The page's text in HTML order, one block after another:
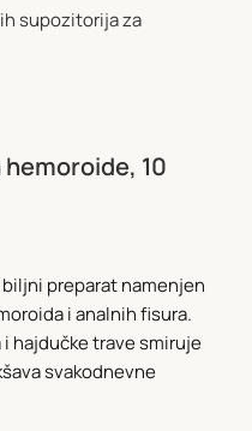
10
preparat namenjen
i analnih fisura.
hajdučke trave smiruje
svakodnevne